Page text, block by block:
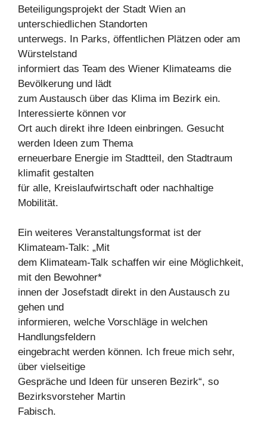
Beteiligungsprojekt der Stadt Wien an
unterschiedlichen Standorten
unterwegs. In Parks, öffentlichen Plätzen oder am
Würstelstand
informiert das Team des Wiener Klimateams die
Bevölkerung und lädt
zum Austausch über das Klima im Bezirk ein.
Interessierte können vor
Ort auch direkt ihre Ideen einbringen. Gesucht
werden Ideen zum Thema
erneuerbare Energie im Stadtteil, den Stadtraum
klimafit gestalten
für alle, Kreislaufwirtschaft oder nachhaltige
Mobilität.
Ein weiteres Veranstaltungsformat ist der
Klimateam-Talk: „Mit
dem Klimateam-Talk schaffen wir eine Möglichkeit,
mit den Bewohner*
innen der Josefstadt direkt in den Austausch zu
gehen und
informieren, welche Vorschläge in welchen
Handlungsfeldern
eingebracht werden können. Ich freue mich sehr,
über vielseitige
Gespräche und Ideen für unseren Bezirk“, so
Bezirksvorsteher Martin
Fabisch.